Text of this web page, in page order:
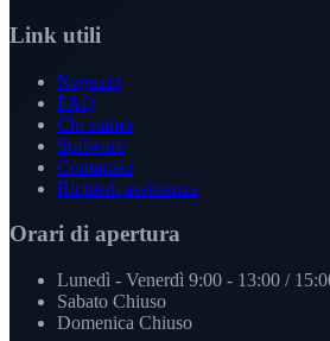
Link utili
Negozio
FAQ
Chi siamo
Software
Contattaci
Richiedi assistenza
Orari di apertura
Lunedì - Venerdì 9:00 - 13:00 /
Sabato Chiuso
Domenica Chiuso